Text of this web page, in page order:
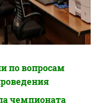
по вопросам
чемпионата